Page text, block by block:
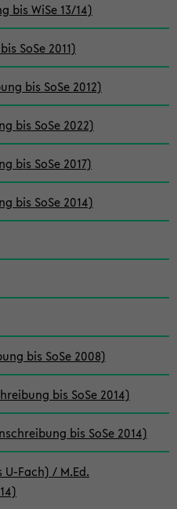
bis WiSe 13/14)
SoSe 2011)
bis SoSe 2012)
bis SoSe 2022)
bis SoSe 2017)
bis SoSe 2014)
bis SoSe 2008)
bis SoSe 2014)
bis SoSe 2014)
U-Fach) / M.Ed.